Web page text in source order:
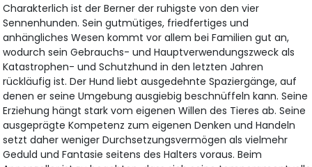
Charakterlich ist der Berner der ruhigste von den vier
Sennenhunden. Sein gutmütiges, friedfertiges und
anhängliches Wesen kommt vor allem bei Familien gut an,
wodurch sein Gebrauchs- und Hauptverwendungszweck als
Katastrophen- und Schutzhund in den letzten Jahren
rückläufig ist. Der Hund liebt ausgedehnte Spaziergänge, auf
denen er seine Umgebung ausgiebig beschnüffeln kann. Seine
Erziehung hängt stark vom eigenen Willen des Tieres ab. Seine
ausgeprägte Kompetenz zum eigenen Denken und Handeln
setzt daher weniger Durchsetzungsvermögen als vielmehr
Geduld und Fantasie seitens des Halters voraus. Beim